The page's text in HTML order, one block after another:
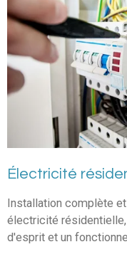
Électricité
Installation complète
électricité
d'esprit et un